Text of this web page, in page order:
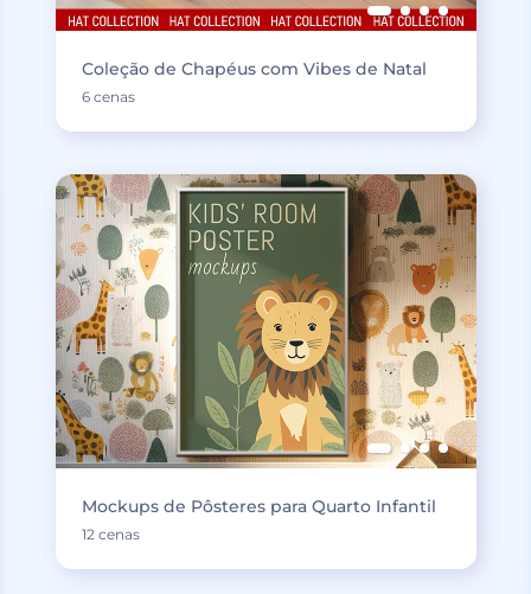
Coleção de Chapéus com Vibes de Natal
6 cenas
Mockups de Pôsteres para Quarto Infantil
12 cenas